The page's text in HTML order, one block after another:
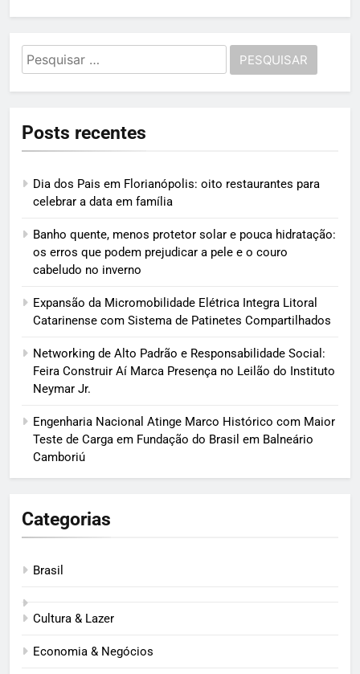
Pesquisar
por:
Posts recentes
Dia dos Pais em Florianópolis: oito restaurantes para
celebrar a data em família
Banho quente, menos protetor solar e pouca hidratação:
os erros que podem prejudicar a pele e o couro
cabeludo no inverno
Expansão da Micromobilidade Elétrica Integra Litoral
Catarinense com Sistema de Patinetes Compartilhados
Networking de Alto Padrão e Responsabilidade Social:
Feira Construir Aí Marca Presença no Leilão do Instituto
Neymar Jr.
Engenharia Nacional Atinge Marco Histórico com Maior
Teste de Carga em Fundação do Brasil em Balneário
Camboriú
Categorias
Brasil
Cultura & Lazer
Economia & Negócios